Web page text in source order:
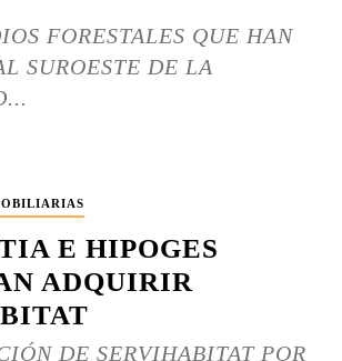
FORESTALES QUE HAN
SUROESTE DE LA
E HIPOGES
ADQUIRIR
DE SERVIHABITAT POR